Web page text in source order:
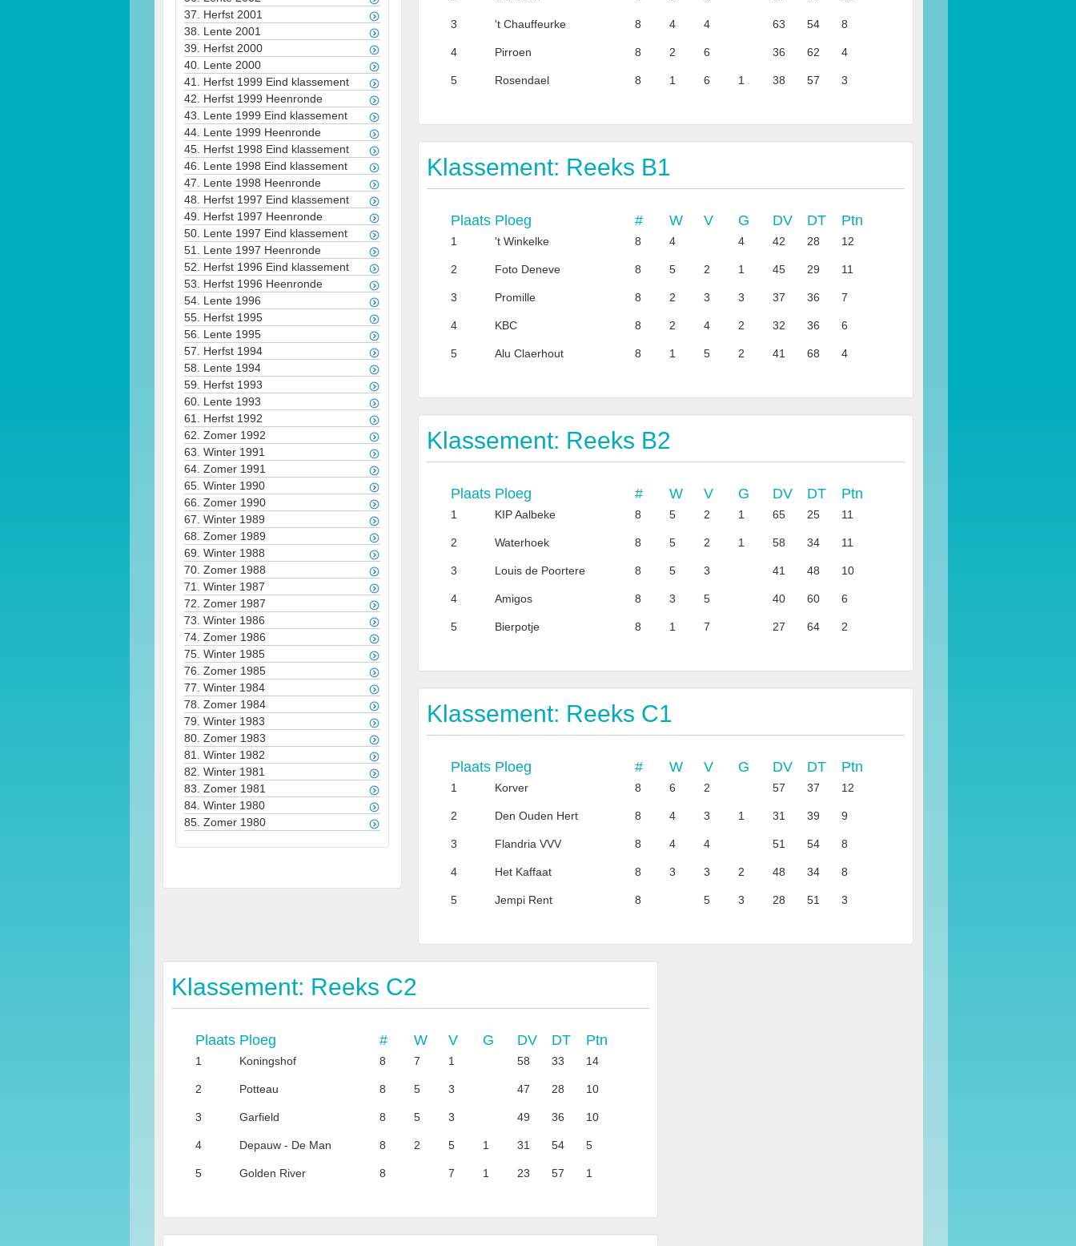
37. Herfst 2001
38. Lente 2001
39. Herfst 2000
40. Lente 2000
41. Herfst 1999 Eind klassement
42. Herfst 1999 Heenronde
43. Lente 1999 Eind klassement
44. Lente 1999 Heenronde
45. Herfst 1998 Eind klassement
46. Lente 1998 Eind klassement
47. Lente 1998 Heenronde
48. Herfst 1997 Eind klassement
49. Herfst 1997 Heenronde
50. Lente 1997 Eind klassement
51. Lente 1997 Heenronde
52. Herfst 1996 Eind klassement
53. Herfst 1996 Heenronde
54. Lente 1996
55. Herfst 1995
56. Lente 1995
57. Herfst 1994
58. Lente 1994
59. Herfst 1993
60. Lente 1993
61. Herfst 1992
62. Zomer 1992
63. Winter 1991
64. Zomer 1991
65. Winter 1990
66. Zomer 1990
67. Winter 1989
68. Zomer 1989
69. Winter 1988
70. Zomer 1988
71. Winter 1987
72. Zomer 1987
73. Winter 1986
74. Zomer 1986
75. Winter 1985
76. Zomer 1985
77. Winter 1984
78. Zomer 1984
79. Winter 1983
80. Zomer 1983
81. Winter 1982
82. Winter 1981
83. Zomer 1981
84. Winter 1980
85. Zomer 1980
3 't Chauffeurke 8 4 4 63 54 8
4 Pirroen 8 2 6 36 62 4
5 Rosendael 8 1 6 1 38 57 3
Klassement: Reeks B1
Plaats Ploeg # W V G DV DT Ptn
1 't Winkelke 8 4 4 42 28 12
2 Foto Deneve 8 5 2 1 45 29 11
3 Promille 8 2 3 3 37 36 7
4 KBC 8 2 4 2 32 36 6
5 Alu Claerhout 8 1 5 2 41 68 4
Klassement: Reeks B2
Plaats Ploeg # W V G DV DT Ptn
1 KIP Aalbeke 8 5 2 1 65 25 11
2 Waterhoek 8 5 2 1 58 34 11
3 Louis de Poortere 8 5 3 41 48 10
4 Amigos 8 3 5 40 60 6
5 Bierpotje 8 1 7 27 64 2
Klassement: Reeks C1
Plaats Ploeg # W V G DV DT Ptn
1 Korver 8 6 2 57 37 12
2 Den Ouden Hert 8 4 3 1 31 39 9
3 Flandria VVV 8 4 4 51 54 8
4 Het Kaffaat 8 3 3 2 48 34 8
5 Jempi Rent 8 5 3 28 51 3
Klassement: Reeks C2
Plaats Ploeg # W V G DV DT Ptn
1 Koningshof 8 7 1 58 33 14
2 Potteau 8 5 3 47 28 10
3 Garfield 8 5 3 49 36 10
4 Depauw - De Man 8 2 5 1 31 54 5
5 Golden River 8 7 1 23 57 1